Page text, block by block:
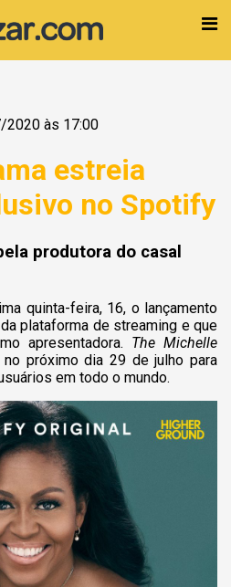
2020 às 17:00
estreia
no Spotify
produtora do casal
quinta-feira, 16, o lançamento
plataforma de streaming e que
apresentadora. The Michelle
no próximo dia 29 de julho para
em todo o mundo.